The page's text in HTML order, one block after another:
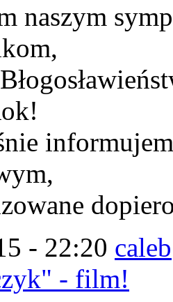
naszym
- 22:20 caleb
- film!